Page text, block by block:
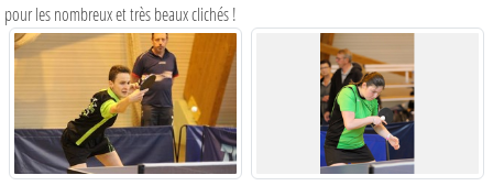
pour les nombreux et très beaux clichés !